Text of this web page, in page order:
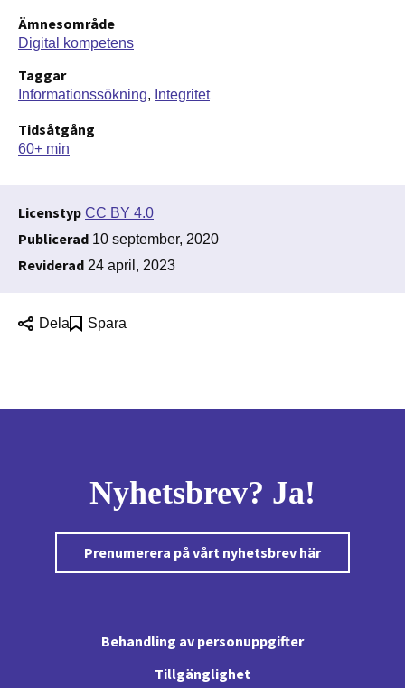
Ämnesområde
Digital kompetens
Taggar
Informationssökning Integritet
Tidsåtgång
60+ min
Licenstyp CC BY 4.0
Publicerad 10 september, 2020
Reviderad 24 april, 2023
Dela Spara
Behandling av personuppgifter
Tillgänglighet
Nyhetsbrev? Ja!
Prenumerera på vårt nyhetsbrev här